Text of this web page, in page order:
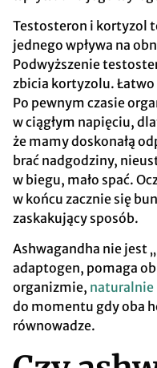
Testosteron i kortyzol
jednego wpływa na
Podwyższenie
zbicia kortyzolu.
Po pewnym czasie
w ciągłym napięciu,
że mamy doskonałą
brać nadgodziny,
w biegu, mało spać.
w końcu zacznie się
zaskakujący sposób.
Ashwagandha nie jest
adaptogen, pomaga
organizmie, naturalnie
do momentu gdy oba
równowadze.